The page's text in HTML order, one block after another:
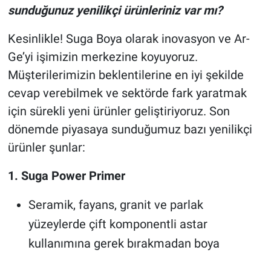
sunduğunuz yenilikçi ürünleriniz var mı?
Kesinlikle! Suga Boya olarak inovasyon ve Ar-
Ge’yi işimizin merkezine koyuyoruz.
Müşterilerimizin beklentilerine en iyi şekilde
cevap verebilmek ve sektörde fark yaratmak
için sürekli yeni ürünler geliştiriyoruz. Son
dönemde piyasaya sunduğumuz bazı yenilikçi
ürünler şunlar:
1. Suga Power Primer
Seramik, fayans, granit ve parlak
yüzeylerde çift komponentli astar
kullanımına gerek bırakmadan boya